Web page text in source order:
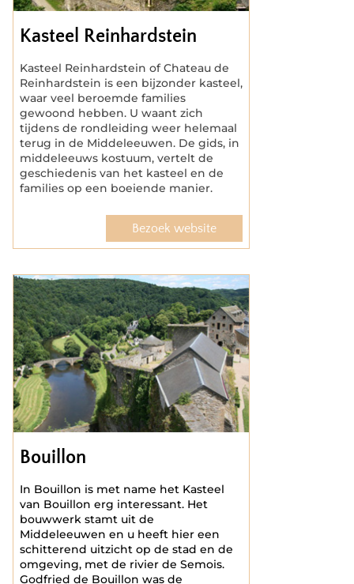
Kasteel Reinhardstein
Kasteel Reinhardstein of Chateau de
Reinhardstein is een bijzonder kasteel,
waar veel beroemde families
gewoond hebben. U waant zich
tijdens de rondleiding weer helemaal
terug in de Middeleeuwen. De gids, in
middeleeuws kostuum, vertelt de
geschiedenis van het kasteel en de
families op een boeiende manier.
Bezoek website
Bouillon
In Bouillon is met name het Kasteel
van Bouillon erg interessant. Het
bouwwerk stamt uit de
Middeleeuwen en u heeft hier een
schitterend uitzicht op de stad en de
omgeving, met de rivier de Semois.
Godfried de Bouillon was de